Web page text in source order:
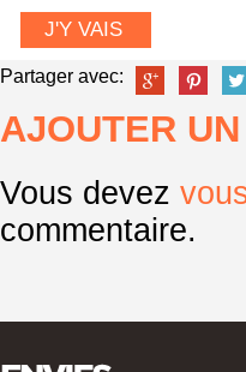
J'Y VAIS
Partager avec:
AJOUTER UN
Vous devez
commentaire.